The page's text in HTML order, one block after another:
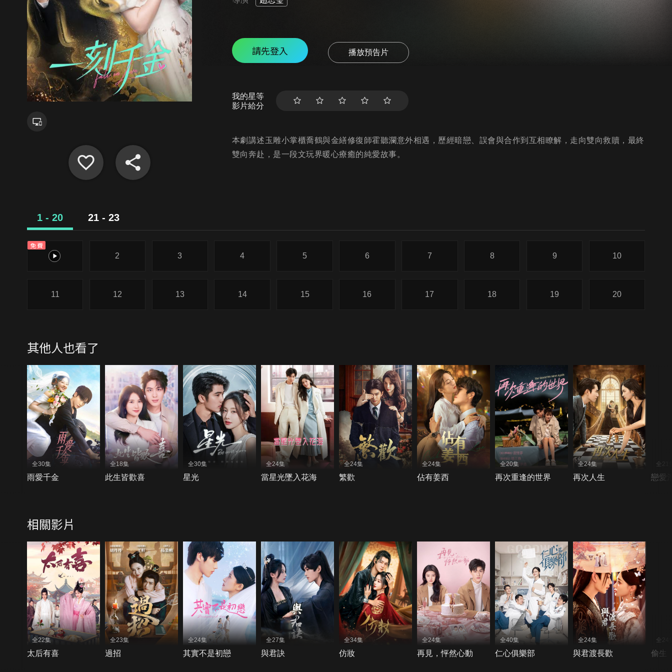
請先登入 播放預告片
我的星等
影片給分
本劇講述玉雕小掌櫃喬鶴與金繕修復師霍聽瀾意外相遇，歷經暗戀、誤會與合作到互相瞭解，走向雙向救贖，最終
雙向奔赴，是一段文玩界暖心療癒的純愛故事。
1 - 20 21 - 23
免費
1
2 3 4 5 6 7 8 9 10
11 12 13 14 15 16 17 18 19 20
其他人也看了
全30集
雨愛千金
全18集
此生皆歡喜
全30集
星光
全24集
當星光墜入花海
全24集
繁歡
全24集
佔有姜西
全20集
再次重逢的世界
全24集
再次人生
全21
戀愛
相關影片
全22集
太后有喜
全23集
過招
全24集
其實不是初戀
全27集
與君訣
全34集
仿妝
全24集
再見，怦然心動
全40集
仁心俱樂部
全24集
與君渡長歡
全24
偷生